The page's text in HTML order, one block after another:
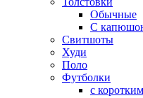
Обычные
С
Свитшоты
Худи
Поло
Футболки
с